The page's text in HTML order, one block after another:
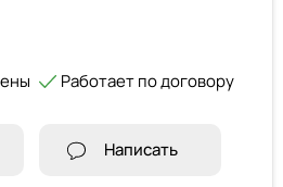
Работает по договору
Написать